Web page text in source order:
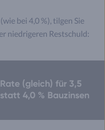
bei 4,0 %), tilgen Sie
niedrigeren Restschuld:
Rate (gleich) für 3,5
statt 4,0 % Bauzinsen